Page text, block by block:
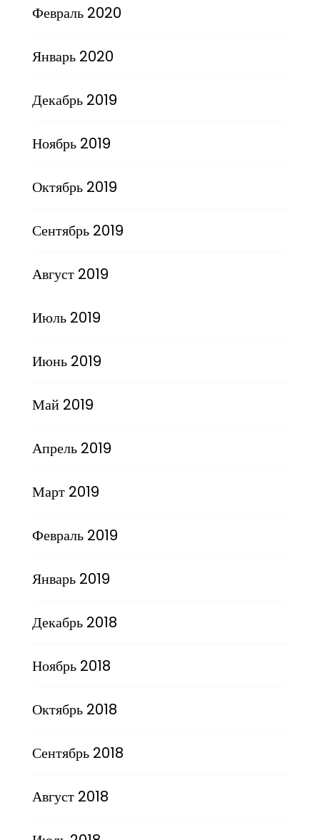
Февраль 2020
Январь 2020
Декабрь 2019
Ноябрь 2019
Октябрь 2019
Сентябрь 2019
Август 2019
Июль 2019
Июнь 2019
Май 2019
Апрель 2019
Март 2019
Февраль 2019
Январь 2019
Декабрь 2018
Ноябрь 2018
Октябрь 2018
Сентябрь 2018
Август 2018